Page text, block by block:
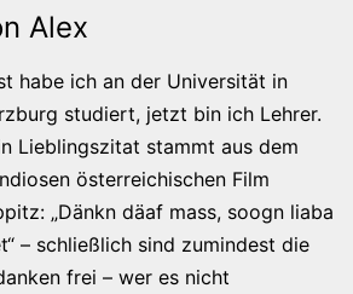
Alex
habe ich an der Universität in
studiert, jetzt bin ich Lehrer.
Lieblingszitat stammt aus dem
österreichischen Film
„Dänkn däaf mass, soogn liaba
– schließlich sind zumindest die
frei – wer es nicht